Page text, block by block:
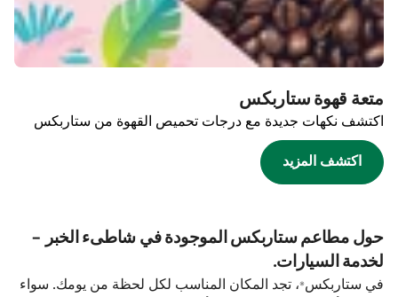
متعة قهوة ستاربكس
اكتشف نكهات جديدة مع درجات تحميص القهوة من ستاربكس
اكتشف المزيد
حول مطاعم ستاربكس الموجودة في شاطىء الخبر -
لخدمة السيارات.
في ستاربكس®، تجد المكان المناسب لكل لحظة من يومك. سواء